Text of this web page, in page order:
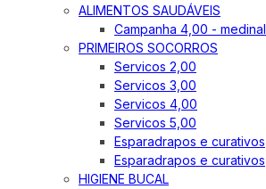
ALIMENTOS SAUDÁVEIS
Campanha 4,00 - medinal
PRIMEIROS SOCORROS
Servicos 2,00
Servicos 3,00
Servicos 4,00
Servicos 5,00
Esparadrapos e curativos
Esparadrapos e curativos
HIGIENE BUCAL